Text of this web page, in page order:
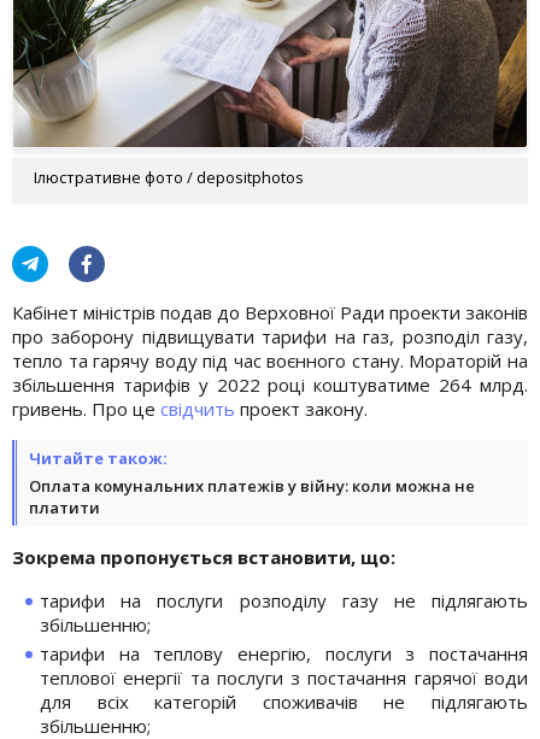
Ілюстративне фото / depositphotos
Кабінет міністрів подав до Верховної Ради проекти законів
про заборону підвищувати тарифи на газ, розподіл газу,
тепло та гарячу воду під час воєнного стану. Мораторій на
збільшення тарифів у 2022 році коштуватиме 264 млрд.
гривень. Про це свідчить проект закону.
Читайте також:
Оплата комунальних платежів у війну: коли можна не
платити
Зокрема пропонується встановити, що:
тарифи на послуги розподілу газу не підлягають
збільшенню;
тарифи на теплову енергію, послуги з постачання
теплової енергії та послуги з постачання гарячої води
для всіх категорій споживачів не підлягають
збільшенню;